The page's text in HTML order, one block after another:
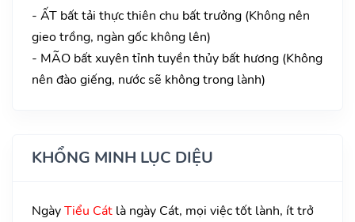
- ẤT bất tải thực thiên chu bất trưởng (Không nên
gieo trồng, ngàn gốc không lên)
- MÃO bất xuyên tỉnh tuyền thủy bất hương (Không
nên đào giếng, nước sẽ không trong lành)
KHỔNG MINH LỤC DIỆU
NgàyTiểu Cát là ngày Cát, mọi việc tốt lành, ít trở